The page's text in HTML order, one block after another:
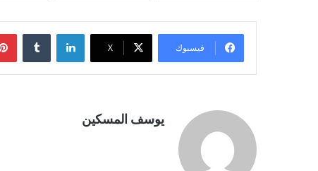
فيسبوك ‫X
لينكدإن
يوسف المسكين